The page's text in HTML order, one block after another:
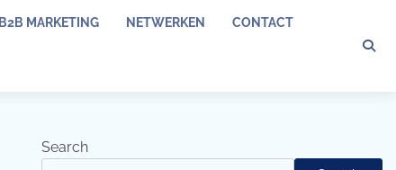
B2B MARKETING NETWERKEN CONTACT
Search